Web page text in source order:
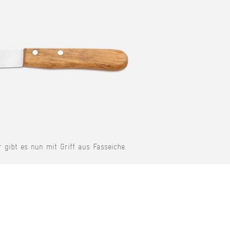
gibt es nun mit Griff aus Fasseiche.